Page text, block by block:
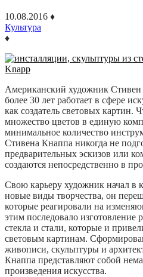
10.08.2016 ♦
Культура
♦
Американский художник
более 30 лет работает в сфере
как создатель световых картин.
множество цветов в единую
минимальное количество
Стивена Кнаппа никогда не
предварительных эскизов или
создаются непосредственно в
Свою карьеру художник начал в
новые виды творчества, он
которые реагировали на
этим последовало изготовление
стекла и стали, которые и
световым картинам.
живописи, скульптуры и
Кнаппа представляют собой
произведения искусства.